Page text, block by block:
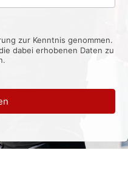
zur Kenntnis genommen.
dabei erhobenen Daten zu